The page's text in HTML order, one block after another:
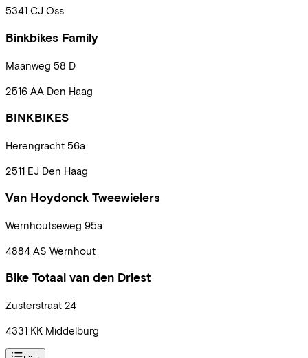
5341 CJ Oss
Binkbikes Family
Maanweg 58 D
2516 AA Den Haag
BINKBIKES
Herengracht 56a
2511 EJ Den Haag
Van Hoydonck Tweewielers
Wernhoutseweg 95a
4884 AS Wernhout
Bike Totaal van den Driest
Zusterstraat 24
4331 KK Middelburg